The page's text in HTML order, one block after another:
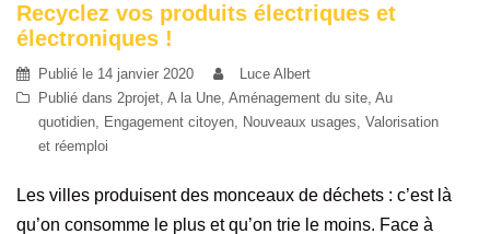
Recyclez vos produits électriques et
électroniques !
Publié le 14 janvier 2020
Luce Albert
Publié dans 2projet, A la Une, Aménagement du site, Au
quotidien, Engagement citoyen, Nouveaux usages, Valorisation
et réemploi
Les villes produisent des monceaux de déchets : c’est là
qu’on consomme le plus et qu’on trie le moins. Face à